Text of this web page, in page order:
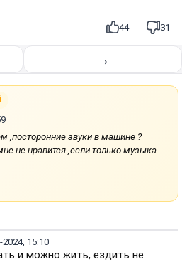
44 31
→
,посторонние звуки в машине ?
не нравится ,если только музыка
2024, 15:10
и можно жить, ездить не